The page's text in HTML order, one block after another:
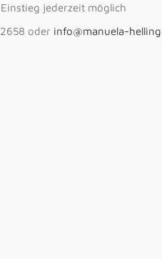
jederzeit möglich
oder info@manuela-